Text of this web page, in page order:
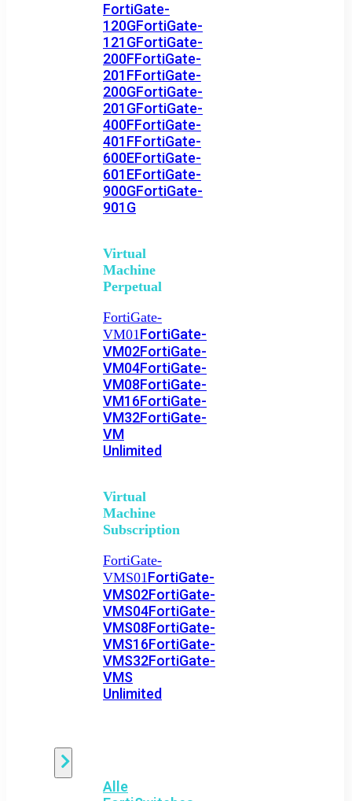
FortiGate-
120GFortiGate-
121GFortiGate-
200FFortiGate-
201FFortiGate-
200GFortiGate-
201GFortiGate-
400FFortiGate-
401FFortiGate-
600EFortiGate-
601EFortiGate-
900GFortiGate-
901G
Virtual
Machine
Perpetual
FortiGate-
VM01FortiGate-
VM02FortiGate-
VM04FortiGate-
VM08FortiGate-
VM16FortiGate-
VM32FortiGate-
VM
Unlimited
Virtual
Machine
Subscription
FortiGate-
VMS01FortiGate-
VMS02FortiGate-
VMS04FortiGate-
VMS08FortiGate-
VMS16FortiGate-
VMS32FortiGate-
VMS
Unlimited
Alle